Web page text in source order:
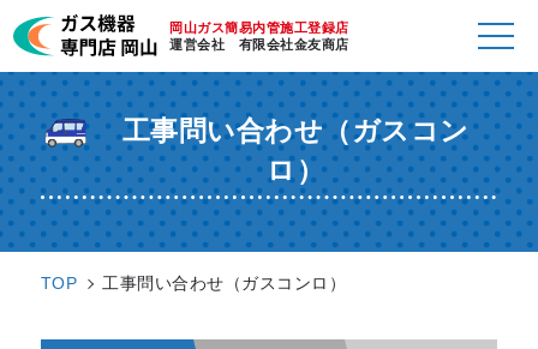
岡山ガス簡易内管施工登録店
運営会社 有限会社金友商店
工事問い合わせ（ガスコン
ロ）
TOP 工事問い合わせ（ガスコンロ）